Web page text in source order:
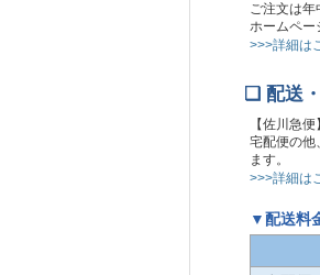
ご注文は年
ホームペー
>>>詳細は
❏ 配送
【佐川急
宅配便の他
ます。
>>>詳細は
▼配送料